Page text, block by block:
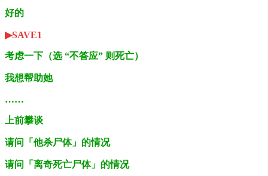
好的
▶SAVE1
考虑一下（选 “不答应” 则死亡）
我想帮助她
……
上前攀谈
请问「他杀尸体」的情况
请问「离奇死亡尸体」的情况